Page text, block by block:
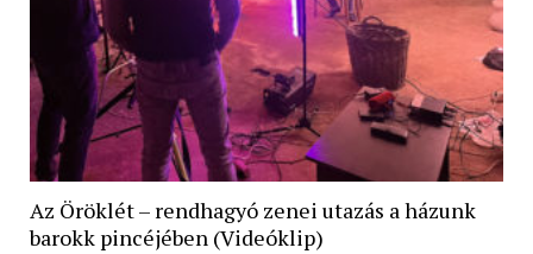
Az Öröklét – rendhagyó zenei utazás a házunk
barokk pincéjében (Videóklip)